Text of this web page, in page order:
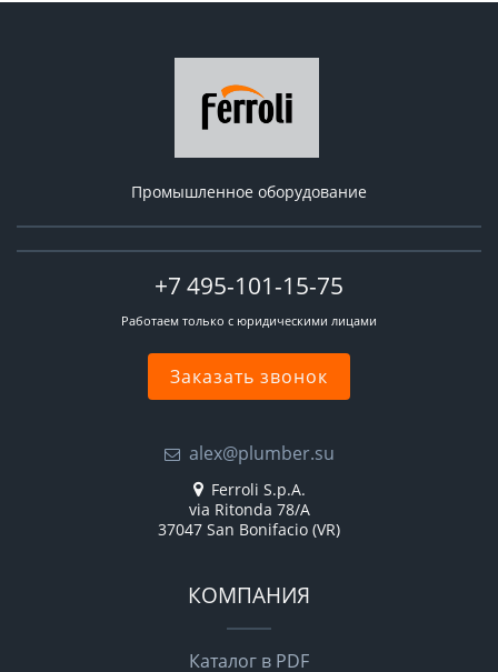
Промышленное оборудование
+7 495-101-15-75
Работаем только с юридическими лицами
Заказать звонок
alex@plumber.su
Ferroli S.p.A.
via Ritonda 78/A
37047 San Bonifacio (VR)
КОМПАНИЯ
Каталог в PDF